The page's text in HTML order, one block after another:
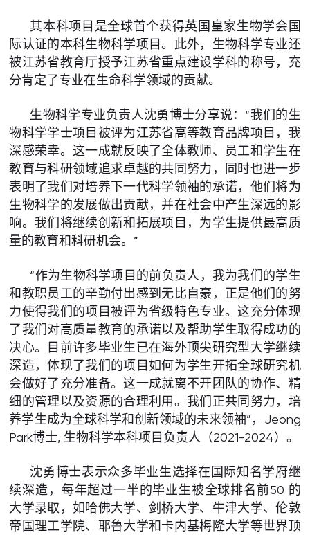
其本科项目是全球首个获得英国皇家生物学会国
际认证的本科生物科学项目。此外，生物科学专业还
被江苏省教育厅授予江苏省重点建设学科的称号，充
分肯定了专业在生命科学领域的贡献。
生物科学专业负责人沈勇博士分享说：“我们的生
物科学学士项目被评为江苏省高等教育品牌项目，我
深感荣幸。这一成就反映了全体教师、员工和学生在
教育与科研领域追求卓越的共同努力，同时也进一步
表明了我们对培养下一代科学领袖的承诺，他们将为
生物科学的发展做出贡献，并在社会中产生深远的影
响。我们将继续创新和拓展项目，为学生提供最高质
量的教育和科研机会。”
“作为生物科学项目的前负责人，我为我们的学生
和教职员工的辛勤付出感到无比自豪，正是他们的努
力使得我们的项目被评为省级特色专业。这充分体现
了我们对高质量教育的承诺以及帮助学生取得成功的
决心。目前许多毕业生已在海外顶尖研究型大学继续
深造，体现了我们的项目如何为学生开拓全球研究机
会做好了充分准备。这一成就离不开团队的协作、精
细的管理以及资源的合理利用。我们正共同努力，培
养学生成为全球科学和创新领域的未来领袖”，Jeong
Park博士, 生物科学本科项目负责人（2021-2024）。
沈勇博士表示众多毕业生选择在国际知名学府继
续深造，每年超过一半的毕业生被全球排名前50 的
大学录取，如哈佛大学、剑桥大学、牛津大学、伦敦
帝国理工学院、耶鲁大学和卡内基梅隆大学等世界顶